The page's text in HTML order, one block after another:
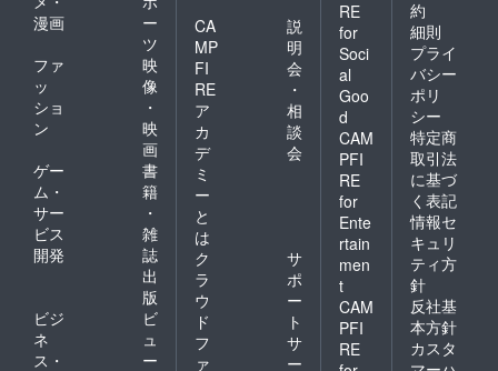
漫画
ー
ツ
ファ
ッ
ショ
ン
映
像
・
映
画
ゲー
ム・
サー
ビス
開発
書
籍
・
雑
誌
出
版
ビジ
ネ
ス・
ビ
ュ
ー
CA
MP
FI
RE
ア
カ
デ
ミ
ー
と
は
説
明
会
・
相
談
会
ク
ラ
ウ
ド
フ
ァ
サ
ポ
ー
ト
サ
ー
RE
for
Soci
al
Goo
d
CAM
PFI
RE
for
Ente
rtain
men
t
CAM
PFI
RE
約
細則
プライ
バシー
ポリ
シー
特定商
取引法
に基づ
く表記
情報セ
キュリ
ティ方
針
反社基
本方針
カスタ